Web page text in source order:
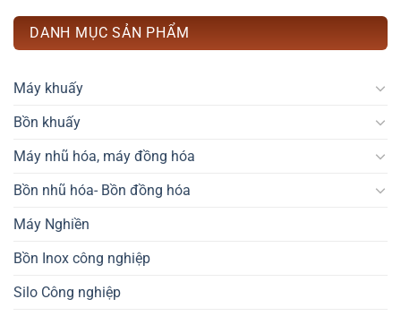
DANH MỤC SẢN PHẨM
Máy khuấy
Bồn khuấy
Máy nhũ hóa, máy đồng hóa
Bồn nhũ hóa- Bồn đồng hóa
Máy Nghiền
Bồn Inox công nghiệp
Silo Công nghiệp